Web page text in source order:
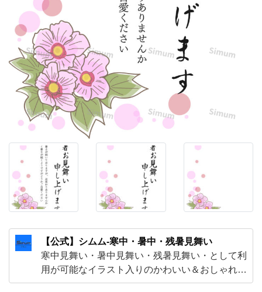
華
や
か
に
咲
く、
く
上
品
な
囲
気
【公式】シムム-寒中・暑中・残暑見舞い
寒中見舞い・暑中見舞い・残暑見舞い・として利
用が可能なイラスト入りのかわいい＆おしゃれな
テンプレート素材となります。取引先などに出す